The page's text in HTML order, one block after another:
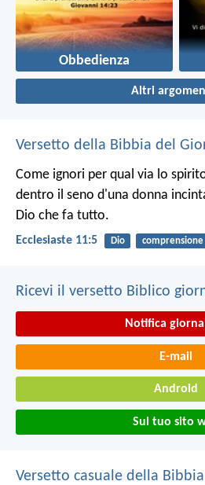
Obbedienza
Altri
Versetto della Bibbia del
Come ignori per qual via lo
dentro il seno d'una donna
Dio che fa tutto.
Ecclesiaste 11:5 Dio comprensione
Ricevi il versetto Biblico
Notifica
E-mail
Android
Sul tuo sito
Versetto casuale della Bibbia